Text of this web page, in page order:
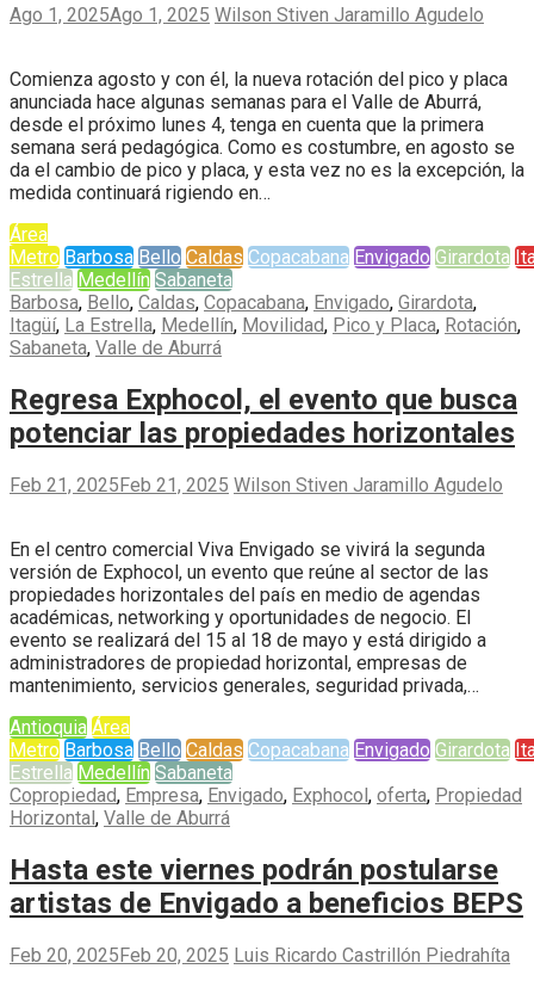
Ago 1, 2025Ago 1, 2025 Wilson Stiven Jaramillo Agudelo
Comienza agosto y con él, la nueva rotación del pico y placa
anunciada hace algunas semanas para el Valle de Aburrá,
desde el próximo lunes 4, tenga en cuenta que la primera
semana será pedagógica. Como es costumbre, en agosto se
da el cambio de pico y placa, y esta vez no es la excepción, la
medida continuará rigiendo en…
Área
Metro Barbosa Bello Caldas Copacabana Envigado Girardota
Estrella Medellín Sabaneta
Barbosa, Bello, Caldas, Copacabana, Envigado, Girardota,
Itagüí, La Estrella, Medellín, Movilidad, Pico y Placa, Rotación,
Sabaneta, Valle de Aburrá
Regresa Exphocol, el evento que busca
potenciar las propiedades horizontales
Feb 21, 2025Feb 21, 2025 Wilson Stiven Jaramillo Agudelo
En el centro comercial Viva Envigado se vivirá la segunda
versión de Exphocol, un evento que reúne al sector de las
propiedades horizontales del país en medio de agendas
académicas, networking y oportunidades de negocio. El
evento se realizará del 15 al 18 de mayo y está dirigido a
administradores de propiedad horizontal, empresas de
mantenimiento, servicios generales, seguridad privada,…
Antioquia Área
Metro Barbosa Bello Caldas Copacabana Envigado Girardota
Estrella Medellín Sabaneta
Copropiedad, Empresa, Envigado, Exphocol, oferta, Propiedad
Horizontal, Valle de Aburrá
Hasta este viernes podrán postularse
artistas de Envigado a beneficios BEPS
Feb 20, 2025Feb 20, 2025 Luis Ricardo Castrillón Piedrahíta